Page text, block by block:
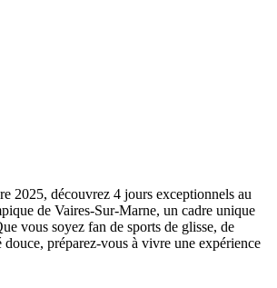
2025, découvrez 4 jours exceptionnels au
de Vaires-Sur-Marne, un cadre unique
vous soyez fan de sports de glisse, de
préparez-vous à vivre une expérience